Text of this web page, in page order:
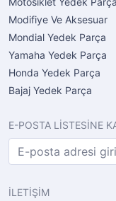
Modifiye Ve Aksesuar
Mondial Yedek Parça
Yamaha Yedek Parça
Honda Yedek Parça
Bajaj Yedek Parça
E-POSTA LİSTESİNE
İLETİŞİM